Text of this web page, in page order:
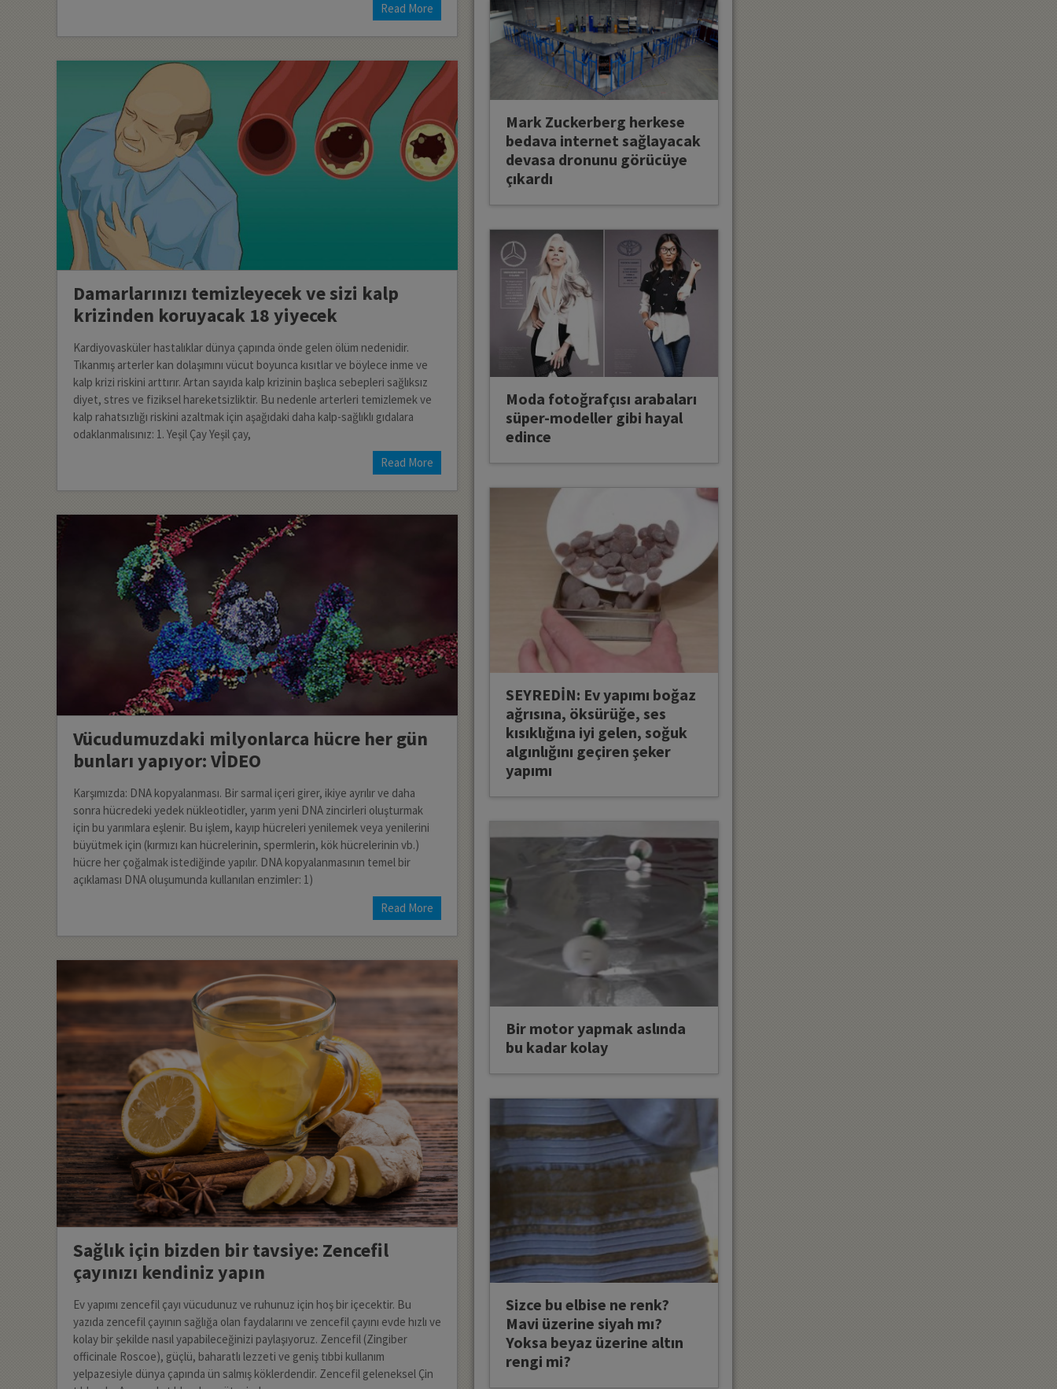
Read More
Damarlarınızı temizleyecek ve sizi kalp
krizinden koruyacak 18 yiyecek
Kardiyovasküler hastalıklar dünya çapında önde gelen ölüm nedenidir.
Tıkanmış arterler kan dolaşımını vücut boyunca kısıtlar ve böylece inme ve
kalp krizi riskini arttırır. Artan sayıda kalp krizinin başlıca sebepleri sağlıksız
diyet, stres ve fiziksel hareketsizliktir. Bu nedenle arterleri temizlemek ve
kalp rahatsızlığı riskini azaltmak için aşağıdaki daha kalp-sağlıklı gıdalara
odaklanmalısınız: 1. Yeşil Çay Yeşil çay,
Read More
Vücudumuzdaki milyonlarca hücre her gün
bunları yapıyor: VİDEO
Karşımızda: DNA kopyalanması. Bir sarmal içeri girer, ikiye ayrılır ve daha
sonra hücredeki yedek nükleotidler, yarım yeni DNA zincirleri oluşturmak
için bu yarımlara eşlenir. Bu işlem, kayıp hücreleri yenilemek veya yenilerini
büyütmek için (kırmızı kan hücrelerinin, spermlerin, kök hücrelerinin vb.)
hücre her çoğalmak istediğinde yapılır. DNA kopyalanmasının temel bir
açıklaması DNA oluşumunda kullanılan enzimler: 1)
Read More
Sağlık için bizden bir tavsiye: Zencefil
çayınızı kendiniz yapın
Ev yapımı zencefil çayı vücudunuz ve ruhunuz için hoş bir içecektir. Bu
yazıda zencefil çayının sağlığa olan faydalarını ve zencefil çayını evde hızlı ve
kolay bir şekilde nasıl yapabileceğinizi paylaşıyoruz. Zencefil (Zingiber
officinale Roscoe), güçlü, baharatlı lezzeti ve geniş tıbbi kullanım
yelpazesiyle dünya çapında ün salmış köklerdendir. Zencefil geleneksel Çin
Mark Zuckerberg herkese
bedava internet sağlayacak
devasa dronunu görücüye
çıkardı
Moda fotoğrafçısı arabaları
süper-modeller gibi hayal
edince
SEYREDİN: Ev yapımı boğaz
ağrısına, öksürüğe, ses
kısıklığına iyi gelen, soğuk
algınlığını geçiren şeker
yapımı
Bir motor yapmak aslında
bu kadar kolay
Sizce bu elbise ne renk?
Mavi üzerine siyah mı?
Yoksa beyaz üzerine altın
rengi mi?